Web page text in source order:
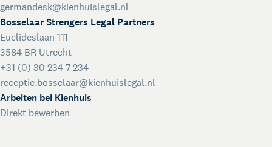
germandesk@kienhuislegal.nl
Bosselaar Strengers Legal Partners
Euclideslaan 111
3584 BR Utrecht
+31 (0) 30 234 7 234
receptie.bosselaar@kienhuislegal.nl
Arbeiten bei Kienhuis
Direkt bewerben